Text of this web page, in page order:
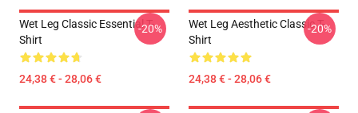
Wet Leg Classic Essential T-
Shirt
24,38 € - 28,06 €
-20%
Wet Leg Aesthetic Classic T-
Shirt
24,38 € - 28,06 €
-20%